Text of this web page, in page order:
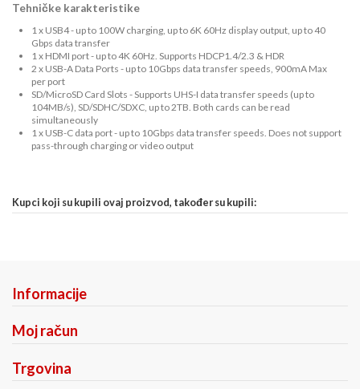
Tehničke karakteristike
1 x USB4 - up to 100W charging, up to 6K 60Hz display output, up to 40
Gbps data transfer
1 x HDMI port - up to 4K 60Hz. Supports HDCP1.4/2.3 & HDR
2 x USB-A Data Ports - up to 10Gbps data transfer speeds, 900mA Max
per port
SD/MicroSD Card Slots - Supports UHS-I data transfer speeds (up to
104MB/s), SD/SDHC/SDXC, up to 2TB. Both cards can be read
simultaneously
1 x USB-C data port - up to 10Gbps data transfer speeds. Does not support
pass-through charging or video output
Kupci koji su kupili ovaj proizvod, također su kupili:
Informacije
Moj račun
Trgovina